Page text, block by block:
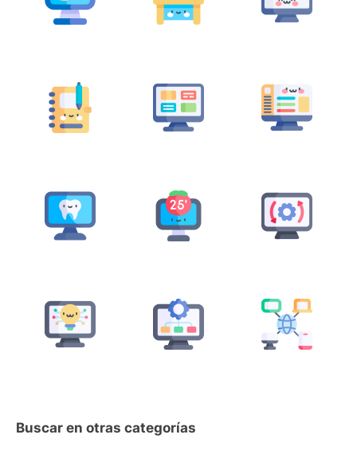
Buscar en otras categorías